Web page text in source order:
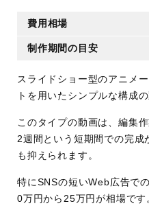
費用相場
制作期間の目安
スライドショー型のアニメ
トを用いたシンプルな構成の
このタイプの動画は、編集
2週間という短期間での完成
も抑えられます。
特にSNSの短いWeb広告で
0万円から25万円が相場です